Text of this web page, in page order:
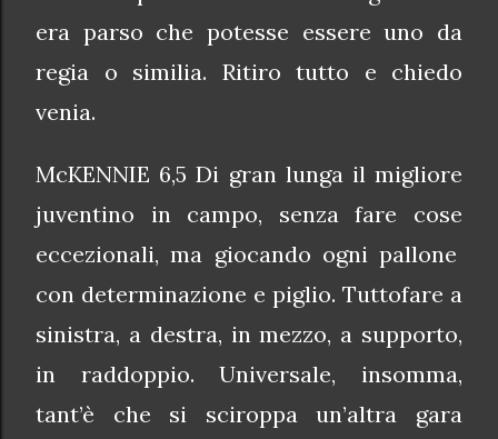
era parso che potesse essere uno da
regia o similia. Ritiro tutto e chiedo
venia.
McKENNIE 6,5 Di gran lunga il migliore
juventino in campo, senza fare cose
eccezionali, ma giocando ogni pallone
con determinazione e piglio. Tuttofare a
sinistra, a destra, in mezzo, a supporto,
in raddoppio. Universale, insomma,
tant’è che si sciroppa un’altra gara